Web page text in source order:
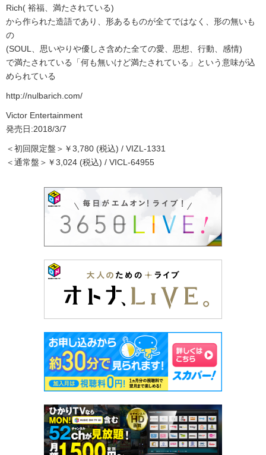
Rich( 裕福、満たされている)
から作られた造語であり、形あるものが全てではなく、形の無いも
の
(SOUL、思いやりや優しさ含めた全ての愛、思想、行動、感情)
で満たされている「何も無いけど満たされている」という意味が込
められている
http://nulbarich.com/
Victor Entertainment
発売日:2018/3/7
＜初回限定盤＞￥3,780 (税込) / VIZL-1331
＜通常盤＞￥3,024 (税込) / VICL-64955